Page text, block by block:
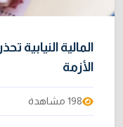
المالية النيابية
الأزمة
198 مشاهدة